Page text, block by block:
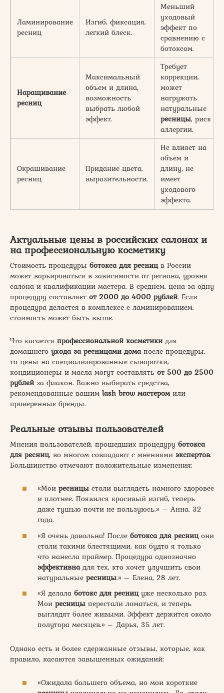
Ламинирование
ресниц
Изгиб, фиксация,
легкий блеск.
Меньший
уходовый
эффект по
сравнению с
ботоксом.
Наращивание
ресниц
Максимальный
объем и длина,
возможность
выбрать любой
эффект.
Требует
коррекции,
может
нагружать
натуральные
ресницы, риск
аллергии.
Окрашивание
ресниц
Придание цвета,
выразительности.
Не влияет на
объем и
длину, не
имеет
уходового
эффекта.
Актуальные цены в российских салонах и
на профессиональную косметику
Стоимость процедуры ботокса для ресницв России
может варьироваться в зависимости от региона, уровня
салона и квалификации мастера. В среднем, цена за одну
процедуру составляет от 2000 до 4000 рублей. Если
процедура делается в комплексе с ламинированием,
стоимость может быть выше.
Что касается профессиональной косметикидля
домашнего ухода за ресницами домапосле процедуры,
то цены на специализированные сыворотки,
кондиционеры и масла могут составлять от 500 до 2500
рублейза флакон. Важно выбирать средства,
рекомендованные вашим lash brow мастеромили
проверенные бренды.
Реальные отзывы пользователей
Мнения пользователей, прошедших процедуру ботокса
для ресниц, во многом совпадают с мнениями экспертов.
Большинство отмечают положительные изменения:
«Мои ресницы стали выглядеть намного здоровее
и плотнее. Появился красивый изгиб, теперь
даже тушью почти не пользуюсь.» – Анна, 32
года.
«Я очень довольна! После ботокса для ресницони
стали такими блестящими, как будто я только
что нанесла праймер. Процедура однозначно
эффективнадля тех, кто хочет улучшить свои
натуральные ресницы.» – Елена, 28 лет.
«Я делала ботокс для ресницуже несколько раз.
Мои ресницы перестали ломаться, и теперь
выглядят более живыми. Эффект держится около
полутора месяцев.» – Дарья, 35 лет.
Однако есть и более сдержанные отзывы, которые, как
правило, касаются завышенных ожиданий:
«Ожидала большего объема, но мои короткие